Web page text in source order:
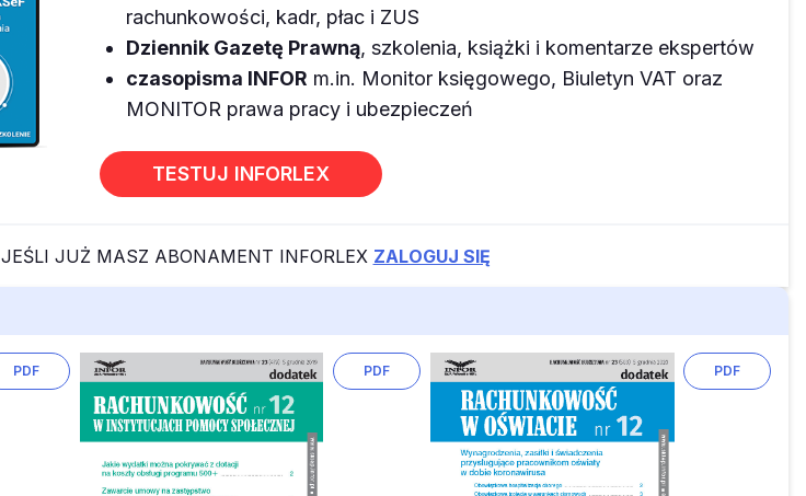
rachunkowości, kadr, płac i ZUS
Dziennik Gazetę Prawną, szkolenia, książki i komentarze ekspertów
czasopisma INFOR m.in. Monitor księgowego, Biuletyn VAT oraz
MONITOR prawa pracy i ubezpieczeń
TESTUJ INFORLEX
JEŚLI JUŻ MASZ ABONAMENT INFORLEX ZALOGUJ SIĘ
PDF PDF PDF